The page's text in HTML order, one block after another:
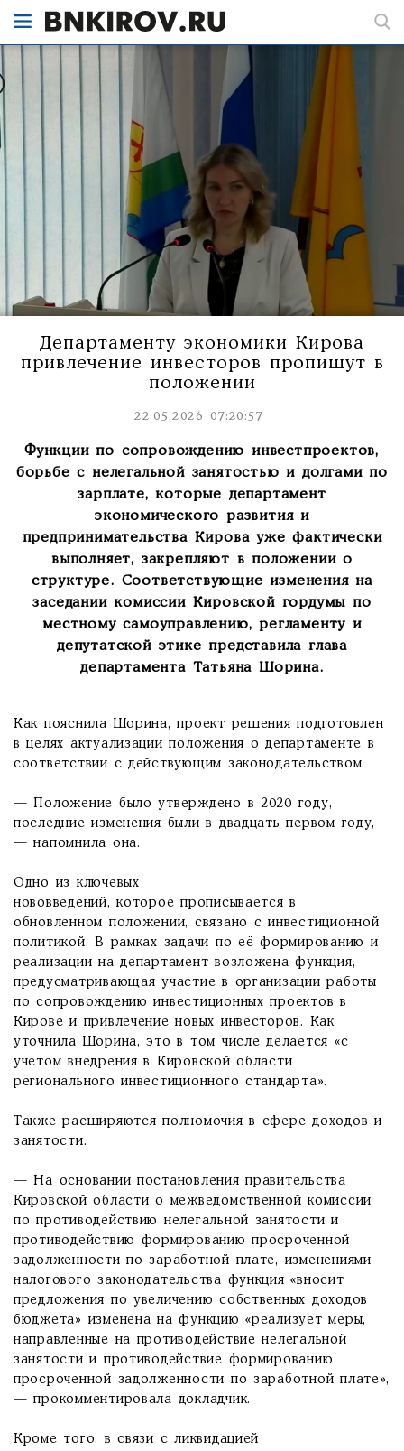
Департаменту экономики Кирова
привлечение инвесторов пропишут в
положении
22.05.2026 07:20:57
Функции по сопровождению инвестпроектов,
борьбе с нелегальной занятостью и долгами по
зарплате, которые департамент
экономического развития и
предпринимательства Кирова уже фактически
выполняет, закрепляют в положении о
структуре. Соответствующие изменения на
заседании комиссии Кировской гордумы по
местному самоуправлению, регламенту и
депутатской этике представила глава
департамента Татьяна Шорина.
Как пояснила Шорина, проект решения подготовлен
в целях актуализации положения о департаменте в
соответствии с действующим законодательством.
— Положение было утверждено в 2020 году,
последние изменения были в двадцать первом году,
— напомнила она.
Одно из ключевых
нововведений, которое прописывается в
обновленном положении, связано с инвестиционной
политикой. В рамках задачи по её формированию и
реализации на департамент возложена функция,
предусматривающая участие в организации работы
по сопровождению инвестиционных проектов в
Кирове и привлечение новых инвесторов. Как
уточнила Шорина, это в том числе делается «с
учётом внедрения в Кировской области
регионального инвестиционного стандарта».
Также расширяются полномочия в сфере доходов и
занятости.
— На основании постановления правительства
Кировской области о межведомственной комиссии
по противодействию нелегальной занятости и
противодействию формированию просроченной
задолженности по заработной плате, изменениями
налогового законодательства функция «вносит
предложения по увеличению собственных доходов
бюджета» изменена на функцию «реализует меры,
направленные на противодействие нелегальной
занятости и противодействие формированию
просроченной задолженности по заработной плате»,
— прокомментировала докладчик.
Кроме того, в связи с ликвидацией